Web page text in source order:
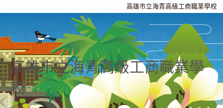
高雄市立海青高級工商職業學校
高雄市立海青高級工商職業學
校